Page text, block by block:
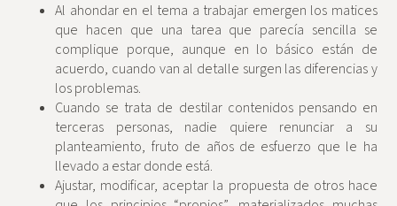
Al ahondar en el tema a trabajar emergen los matices
que hacen que una tarea que parecía sencilla se
complique porque, aunque en lo básico están de
acuerdo, cuando van al detalle surgen las diferencias y
los problemas.
Cuando se trata de destilar contenidos pensando en
terceras personas, nadie quiere renunciar a su
planteamiento, fruto de años de esfuerzo que le ha
llevado a estar donde está.
Ajustar, modificar, aceptar la propuesta de otros hace